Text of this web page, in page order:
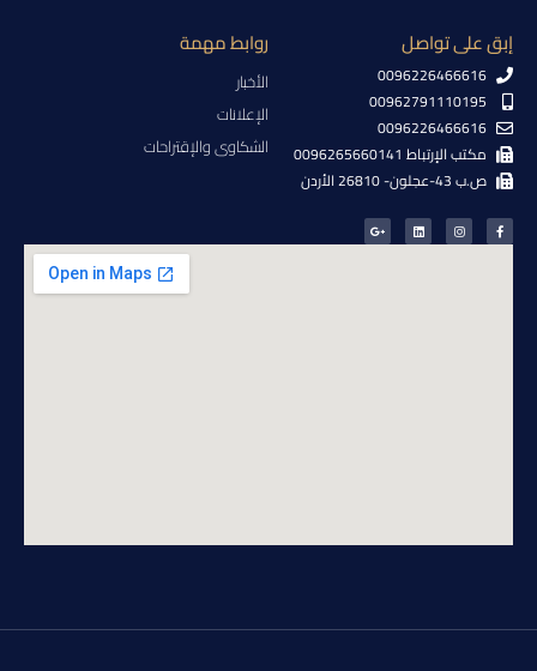
إبق على تواصل
0096226466616
00962791110195
0096226466616
مكتب الإرتباط 0096265660141
ص.ب 43-عجلون- 26810 الأردن
روابط مهمة
الأخبار
الإعلانات
الشكاوى والإقتراحات